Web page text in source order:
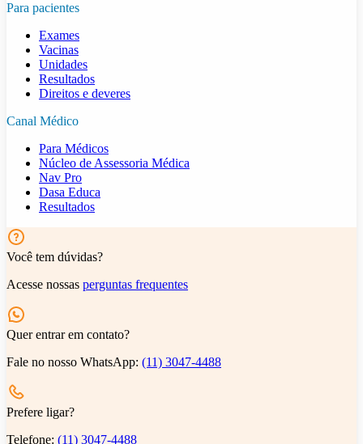
Para pacientes
Exames
Vacinas
Unidades
Resultados
Direitos e deveres
Canal Médico
Para Médicos
Núcleo de Assessoria Médica
Nav Pro
Dasa Educa
Resultados
Você tem dúvidas?
Acesse nossas perguntas frequentes
Quer entrar em contato?
Fale no nosso WhatsApp: (11) 3047-4488
Prefere ligar?
Telefone: (11) 3047-4488